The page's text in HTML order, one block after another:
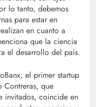
lo tanto, debemos
para estar en
en cuanto a
que la ciencia
el desarrollo del país.
el primer startup
Contreras, que
invitados, coincide en